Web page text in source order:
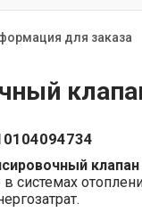
для заказа
системах